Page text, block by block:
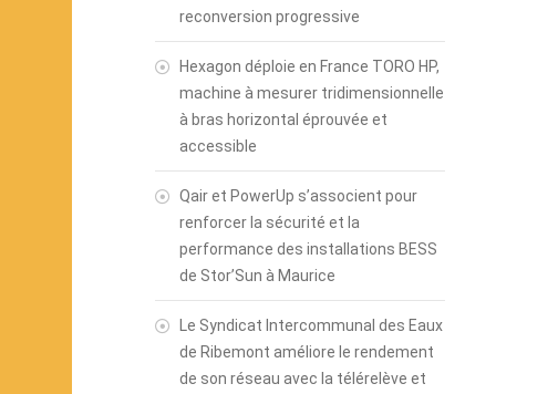
reconversion progressive
Hexagon déploie en France TORO HP,
machine à mesurer tridimensionnelle
à bras horizontal éprouvée et
accessible
Qair et PowerUp s’associent pour
renforcer la sécurité et la
performance des installations BESS
de Stor’Sun à Maurice
Le Syndicat Intercommunal des Eaux
de Ribemont améliore le rendement
de son réseau avec la télérelève et